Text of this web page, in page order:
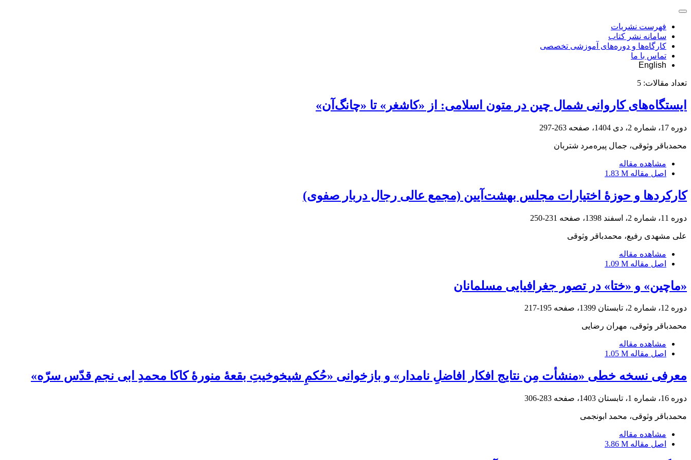
فهرست نشریات
سامانه نشر کتاب
کارگاه‌ها و دوره‌های آموزشی تخصصی
تماس با ما
English
تعداد مقالات: 5
ایستگاه‌های کاروانی شمال چین در متون اسلامی: از «کاشغر» تا «چانگ‌آن»
دوره 17، شماره 2، دی 1404، صفحه 263-297
محمدباقر وثوقی، جمال پیره‌مرد شتربان
مشاهده مقاله
اصل مقاله 1.83 M
کارکردها و حوزۀ اختیارات مجلس بهشت‌آیین (مجمع عالی رجال دربار صفوی)
دوره 11، شماره 2، اسفند 1398، صفحه 231-250
علی مشهدی رفیع، محمدباقر وثوقی
مشاهده مقاله
اصل مقاله 1.09 M
«ماچین» و «ختا» در تصور جغرافیایی مسلمانان
دوره 12، شماره 2، تابستان 1399، صفحه 195-217
محمدباقر وثوقی، مهران رضایی
مشاهده مقاله
اصل مقاله 1.05 M
معرفی نسخه خطی «منشأت مِن نتایج افکار افاضلِ نامدار» و بازخوانی «حُکمِ شیخوخیتِ بقعۀ منورۀ کاکا محمدِ ابی نجم قدّس سرّه»
دوره 16، شماره 1، تابستان 1403، صفحه 283-306
محمدباقر وثوقی، محمد ابونجمی
مشاهده مقاله
اصل مقاله 3.86 M